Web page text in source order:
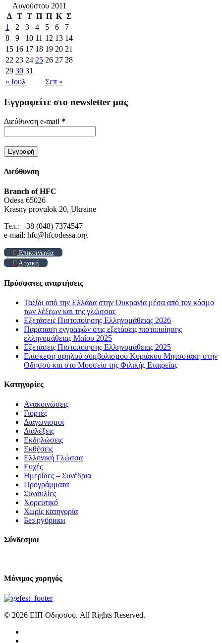
Αυγούστου 2011
Δ Τ Τ Π Π Κ Σ
« Ιουλ Σεπ »
1 2 3 4 5 6
7
8
9 10 11 12 13 14
15 16 17 18 19 20 21
22 23 24 25 26 27 28
29 30 31
Εγγραφείτε στο newsletter μας
Διεύθυνση e-mail *
Διεύθυνση
Branch of HFC
Odesa 65026
Krasny provulok 20, Ukraine
Тел.: +38 (048) 7374547
e-mail: hfc@hfcodessa.org
Επικοινωνία
Αρχική
Πρόσφατες αναρτήσεις
Ταξίδι από την Ελλάδα στην Ουκρανία μέσα από τον κόσμο
των λέξεων και της γλώσσας
Εξετάσεις Πιστοποίησης Ελληνομάθειας 2026
Παράταση εγγραφών στις εξετάσεις πιστοποίησης
ελληνομάθειας Μαΐου 2025
Εξετάσεις Πιστοποίησης Ελληνομάθειας 2025
Επίσκεψη υψηλού συμβολισμού Κυριάκου Μητσοτάκη στην
Οδησσό και στο Μουσείο της Φιλικής Εταιρείας
Kατηγορίες
Ανακοινώσεις
Γιορτές
Διαγωνισμοί
Διαλέξεις
Εκδηλώσεις
Εκθέσεις
Ελληνική Γλώσσα
Ευχές
Ημερίδες – Συνέδρια
Προγράμματα
Συναυλίες
Χορευτικό
Χωρίς κατηγορία
Без рубрики
Σύνδεσμοι
Μόνιμος χορηγός
© 2026 ΕΙΠ Οδησσού. All Rights Reserved.